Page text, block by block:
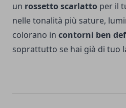
un rossetto scarlatto per il
nelle tonalità più sature,
colorano in contorni ben
soprattutto se hai già di tuo